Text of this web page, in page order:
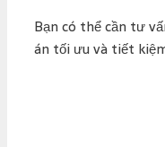
Bạn có thể cần tư
án tối ưu và tiết